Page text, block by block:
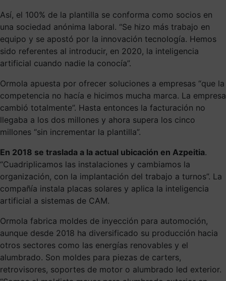
Así, el 100% de la plantilla se conforma como socios en
una sociedad anónima laboral. “Se hizo más trabajo en
equipo y se apostó por la innovación tecnología. Hemos
sido referentes al introducir, en 2020, la inteligencia
artificial cuando nadie la conocía”.
Ormola apuesta por ofrecer soluciones a empresas “que la
competencia no hacía e hicimos mucha marca. La empresa
cambió totalmente”. Hasta entonces la facturación no
llegaba a los dos millones y ahora supera los cinco
millones “sin incrementar la plantilla”.
En 2018 se traslada a la actual ubicación en Azpeitia.
“Cuadriplicamos las instalaciones y cambiamos la
organización, con la implantación del trabajo a turnos”. La
compañía instala placas solares y aplica la inteligencia
artificial a sistemas de CAM.
Ormola fabrica moldes de inyección para automoción,
aunque desde 2018 ha diversificado su producción hacia
otros sectores como las energías renovables y el
alumbrado. Son moldes para piezas de carters,
retrovisores, soportes de motor o alumbrado led exterior.